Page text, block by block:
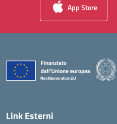
App Store
Link Esterni